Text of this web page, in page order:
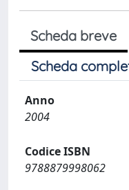
Scheda breve
Scheda
Anno
2004
Codice ISBN
9788879998062